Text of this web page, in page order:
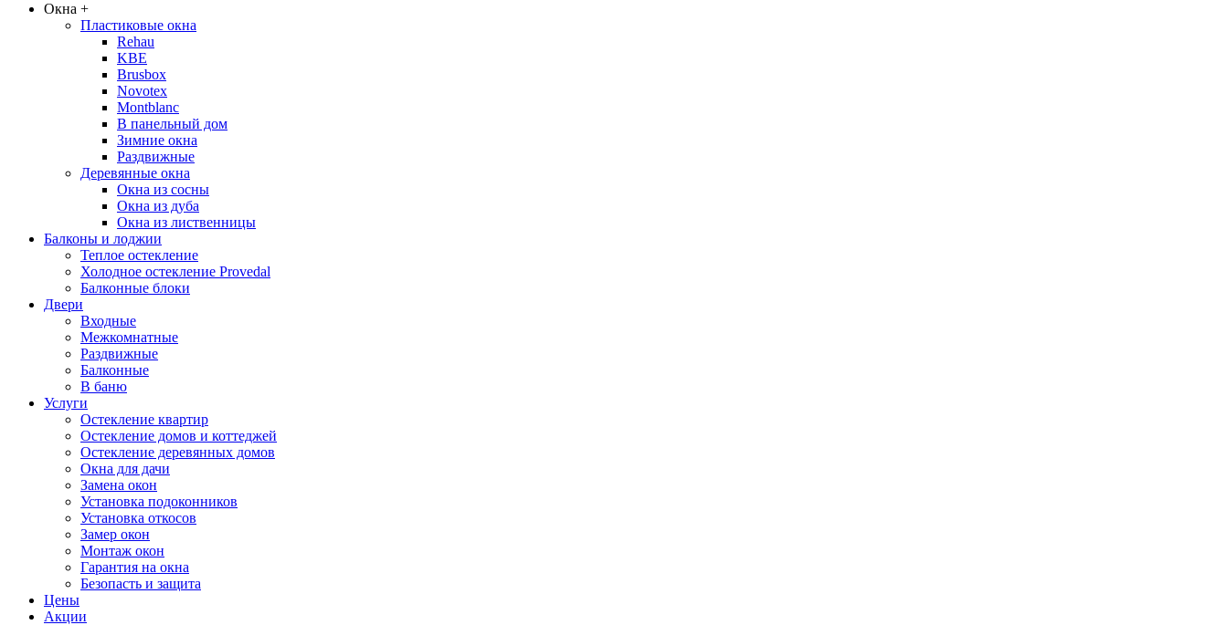
Окна +
Пластиковые окна
Rehau
KBE
Brusbox
Novotex
Montblanc
В панельный дом
Зимние окна
Раздвижные
Деревянные окна
Окна из сосны
Окна из дуба
Окна из лиственницы
Балконы и лоджии
Теплое остекление
Холодное остекление Provedal
Балконные блоки
Двери
Входные
Межкомнатные
Раздвижные
Балконные
В баню
Услуги
Остекление квартир
Остекление домов и коттеджей
Остекление деревянных домов
Окна для дачи
Замена окон
Установка подоконников
Установка откосов
Замер окон
Монтаж окон
Гарантия на окна
Безопасть и защита
Цены
Акции